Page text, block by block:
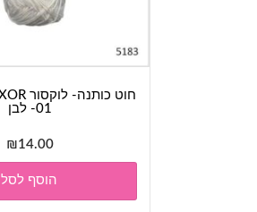
01- לבן
₪14.00
הוסף לסל